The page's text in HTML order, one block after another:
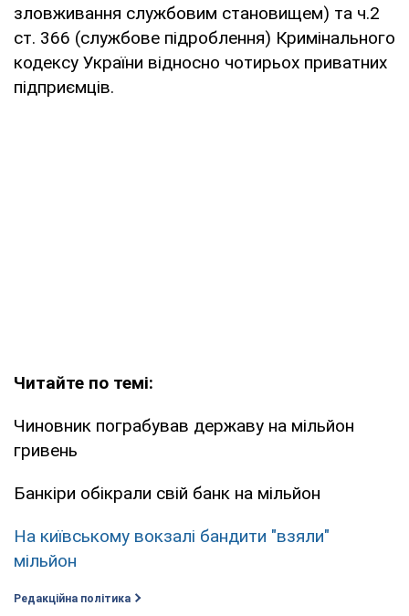
зловживання службовим становищем) та ч.2
ст. 366 (службове підроблення) Кримінального
кодексу України відносно чотирьох приватних
підприємців.
Читайте по темі:
Чиновник пограбував державу на мільйон
гривень
Банкіри обікрали свій банк на мільйон
На київському вокзалі бандити "взяли"
мільйон
Редакційна політика